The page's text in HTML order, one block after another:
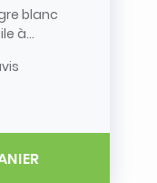
blanc
à...